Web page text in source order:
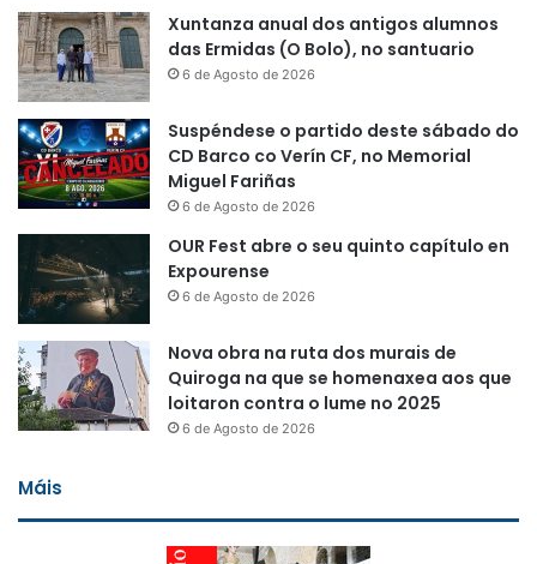
Xuntanza anual dos antigos alumnos
das Ermidas (O Bolo), no santuario
6 de Agosto de 2026
Suspéndese o partido deste sábado do
CD Barco co Verín CF, no Memorial
Miguel Fariñas
6 de Agosto de 2026
OUR Fest abre o seu quinto capítulo en
Expourense
6 de Agosto de 2026
Nova obra na ruta dos murais de
Quiroga na que se homenaxea aos que
loitaron contra o lume no 2025
6 de Agosto de 2026
Máis